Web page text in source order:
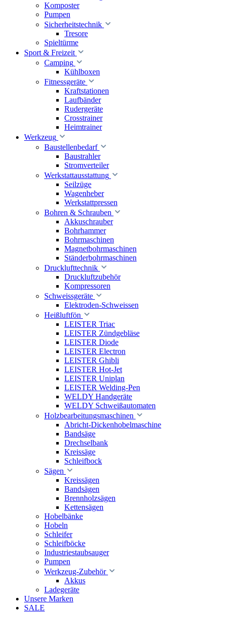
Komposter
Pumpen
Sicherheitstechnik
Tresore
Spieltürme
Sport & Freizeit
Camping
Kühlboxen
Fitnessgeräte
Kraftstationen
Laufbänder
Rudergeräte
Crosstrainer
Heimtrainer
Werkzeug
Baustellenbedarf
Baustrahler
Stromverteiler
Werkstattausstattung
Seilzüge
Wagenheber
Werkstattpressen
Bohren & Schrauben
Akkuschrauber
Bohrhammer
Bohrmaschinen
Magnetbohrmaschinen
Ständerbohrmaschinen
Drucklufttechnik
Druckluftzubehör
Kompressoren
Schweissgeräte
Elektroden-Schweissen
Heißluftfön
LEISTER Triac
LEISTER Zündgebläse
LEISTER Diode
LEISTER Electron
LEISTER Ghibli
LEISTER Hot-Jet
LEISTER Uniplan
LEISTER Welding-Pen
WELDY Handgeräte
WELDY Schweißautomaten
Holzbearbeitungsmaschinen
Abricht-Dickenhobelmaschine
Bandsäge
Drechselbank
Kreissäge
Schleifbock
Sägen
Kreissägen
Bandsägen
Brennholzsägen
Kettensägen
Hobelbänke
Hobeln
Schleifer
Schleifböcke
Industriestaubsauger
Pumpen
Werkzeug-Zubehör
Akkus
Ladegeräte
Unsere Marken
SALE